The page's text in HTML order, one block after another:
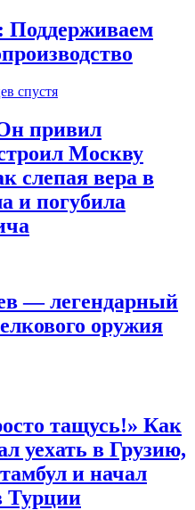
Поддерживаем
спустя
привил
Москву
слепая вера в
и погубила
— легендарный
оружия
тащусь!» Как
уехать в Грузию,
и начал
Турции